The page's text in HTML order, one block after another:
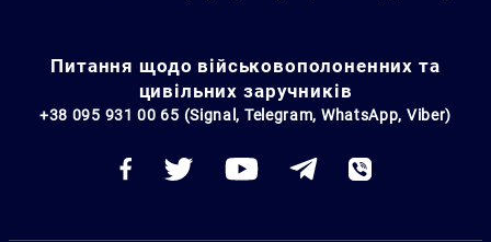
Питання щодо військовополоненних та
цивільних заручників
+38 095 931 00 65 (Signal, Telegram, WhatsApp, Viber)